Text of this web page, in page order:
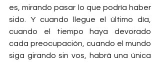
es, mirando pasar lo que podría haber
sido. Y cuando llegue el último día,
cuando el tiempo haya devorado
cada preocupación, cuando el mundo
siga girando sin vos, habrá una única